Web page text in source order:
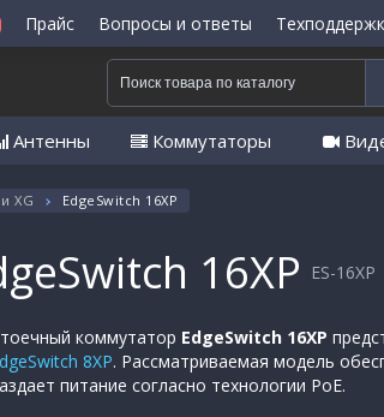
Прайс Вопросы и ответы
Антенны Коммутаторы
XG EdgeSwitch 16XP
16XP ES-16XP
коммутатор EdgeSwitch 16XP
8XP. Рассматриваемая модель
питание согласно технологии PoE.